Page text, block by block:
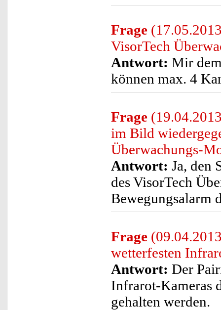
Frage
VisorTech
Antwort: Mir
können max. 4
Frage
im Bild
Überwachungs-
Antwort: Ja, den
des VisorTech
Bewegungsalarm
Frage
wetterfesten
Antwort: Der
Infrarot-Kameras
gehalten werden.